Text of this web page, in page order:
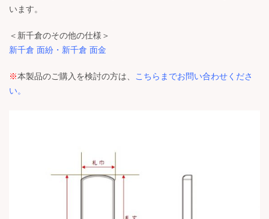
います。
＜新千倉のその他の仕様＞
新千倉 面紛 ・ 新千倉 面金
※本製品のご購入を検討の方は、
こちらまでお問い合わせくださ
い。